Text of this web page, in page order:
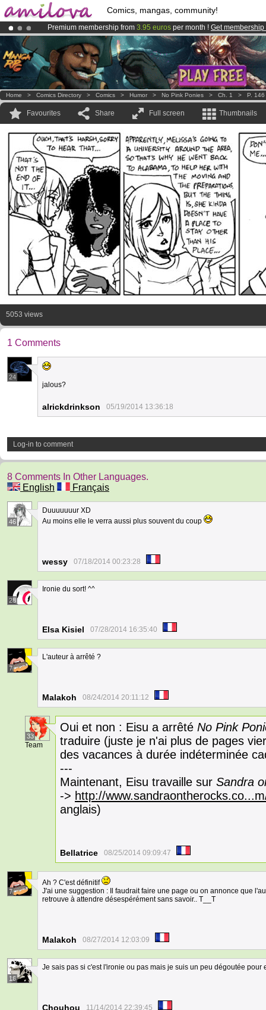
Comics, mangas, community!
Premium membership from 3.95 euros per month ! Get membership
AmilovaKickstarter is now LIVE!.
Already 100000 membersand 1000 comics & mangas!.
Home > Comics Directory > Comics > Humor > No Pink Ponies > Ch. 1 > P. 146
Favourites Share Full screen Thumbnails
5053 views
1 Comments
24
jalous?
alrickdrinkson 05/19/2014 13:36:18
Log-in to comment
8 Comments In Other Languages.
English
Français
46
Duuuuuuur XD
Au moins elle le verra aussi plus souvent du coup
wessy 07/18/2014 00:23:28
28
Ironie du sort! ^^
Elsa Kisiel 07/28/2014 16:35:40
7
L'auteur à arrêté ?
Malakoh 08/24/2014 20:11:12
33
Team
Oui et non : Eisu a arrêté No Pink
traduire (juste je n'ai plus de pages
des vacances à durée indéterminée
---
Maintenant, Eisu travaille sur Sandra
-> http://
anglais)
Bellatrice 08/25/2014 09:09:47
7
Ah ? C'est définitif
J'ai une suggestion : Il faudrait faire une page ou on annonce que
retrouve à attendre désespérément sans savoir.. T__T
Malakoh 08/27/2014 12:03:09
16
Je sais pas si c'est l'ironie ou pas mais je suis un peu dégoutée pour
Chouhou 11/14/2014 22:39:45